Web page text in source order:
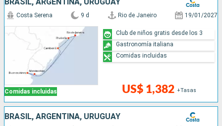
BRASIL, ARGENTINA, URUGUAY
Comidas incluidas
Costa Serena 9 d Rio de Janeiro 19/01/2027
US$ 1,382 +Tasas
Club de niños gratis desde los 3
Gastronomía italiana
Comidas incluidas
BRASIL, ARGENTINA, URUGUAY